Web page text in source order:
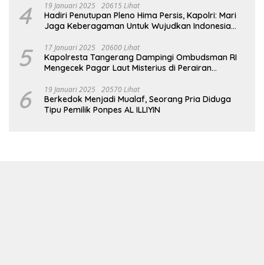
4 19 Januari 2025 20615 Lihat
Hadiri Penutupan Pleno Hima Persis, Kapolri: Mari
Jaga Keberagaman Untuk Wujudkan Indonesia
5 17 Januari 2025 20600 Lihat
Kapolresta Tangerang Dampingi Ombudsman RI
Mengecek Pagar Laut Misterius di Perairan
6 19 Januari 2025 20570 Lihat
Berkedok Menjadi Mualaf, Seorang Pria Diduga
Tipu Pemilik Ponpes AL ILLIYIN